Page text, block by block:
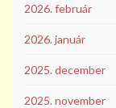
2026. február
2026. január
2025. december
2025. november